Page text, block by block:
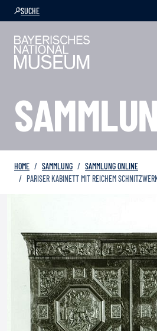
SUCHE
HOME SAMMLUNG
SAMMLUNG ONLINE
PARISER KABINETT MIT REICHEM